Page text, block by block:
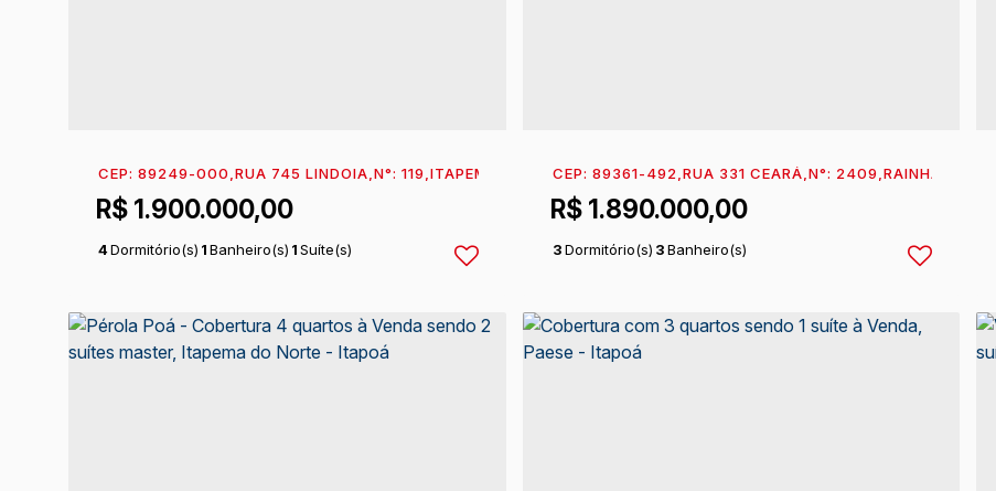
R$ 1.900.000,00
CEP: 89249-000 RUA 745 LINDOIA N°: 119 ITAPEMA DO NORTE ,ITAPOÁ,SANTA CATARINA,BRASIL
4Dormitório(s) 1Banheiro(s) 1Suíte(s)
R$1.890.000,00
CEP: 89361-492 RUA 331 CEARÁ N°: 2409 RAINHA DO
3Dormitório(s) 3Banheiro(s)